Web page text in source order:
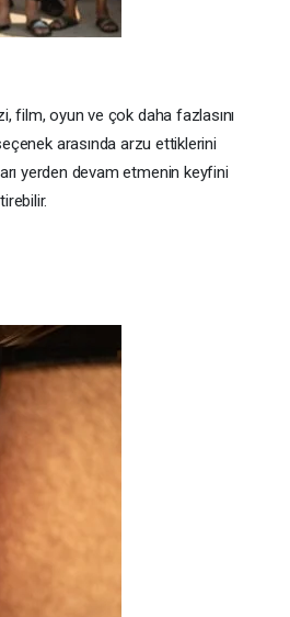
film, oyun ve çok daha fazlasını
arasında arzu ettiklerini
yerden devam etmenin keyfini